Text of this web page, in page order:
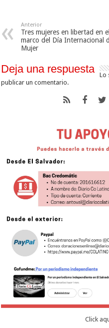
Anterior
Tres mujeres en libertad en el
marco del Día Internacional
Mujer
Deja una respuesta Lo
publicar un comentario.
Click